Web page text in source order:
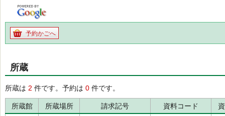
予約かごへ
所蔵
所蔵は 2 件です。予約は 0 件です。
所蔵館 所蔵場所 請求記号 資料コード